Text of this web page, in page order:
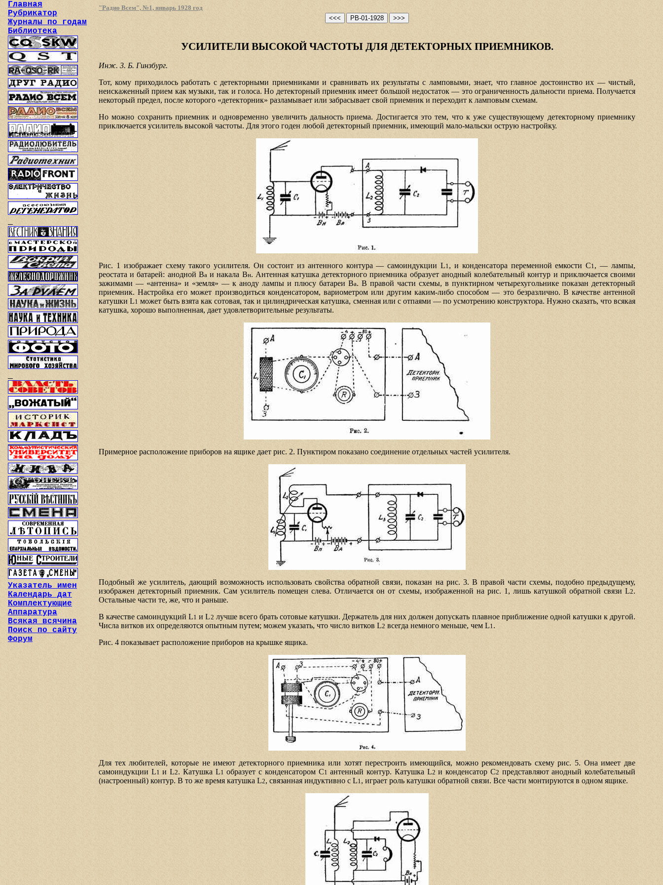
Главная
Рубрикатор
Журналы по годам
Библиотека
Указатель имен
Календарь дат
Комплектующие
Аппаратура
Всякая всячина
Поиск по сайту
Форум
"Радио Всем", №1, январь 1928 год
УСИЛИТЕЛИ ВЫСОКОЙ ЧАСТОТЫ ДЛЯ ДЕТЕКТОРНЫХ ПРИЕМНИКОВ.
Инж. 3. Б. Гинзбург.
Тот, кому приходилось работать с детекторными приемниками и сравнивать их результаты с ламповыми, знает, что главное достоинство их — чистый,
неискаженный прием как музыки, так и голоса. Но детекторный приемник имеет большой недостаток — это ограниченность дальности приема. Получается
некоторый предел, после которого «детекторник» разламывает или забрасывает свой приемник и переходит к ламповым схемам.
Но можно сохранить приемник и одновременно увеличить дальность приема. Достигается это тем, что к уже существующему детекторному приемнику
приключается усилитель высокой частоты. Для этого годен любой детекторный приемник, имеющий мало-мальски острую настройку.
Рис. 1 изображает схему такого усилителя. Он состоит из антенного контура — самоиндукции L1 , и конденсатора переменной емкости C1 , — лампы,
реостата и батарей: анодной Ва и накала Вн. Антенная катушка детекторного приемника образует анодный колебательный контур и приключается своими
зажимами — «антенна» и «земля» — к аноду лампы и плюсу батареи Ва. В правой части схемы, в пунктирном четырехугольнике показан детекторный
приемник. Настройка его может производиться конденсатором, вариометром или другим каким-либо способом — это безразлично. В качестве антенной
катушки L1 может быть взята как сотовая, так и цилиндрическая катушка, сменная или с отпаями — по усмотрению конструктора. Нужно сказать, что всякая
катушка, хорошо выполненная, дает удовлетворительные результаты.
Примерное расположение приборов на ящике дает рис. 2. Пунктиром показано соединение отдельных частей усилителя.
Подобный же усилитель, дающий возможность использовать свойства обратной связи, показан на рис. 3. В правой части схемы, подобно предыдущему,
изображен детекторный приемник. Сам усилитель помещен слева. Отличается он от схемы, изображенной на рис. 1, лишь катушкой обратной связи L2.
Остальные части те, же, что и раньше.
В качестве самоиндукций L1 и L2 лучше всего брать сотовые катушки. Держатель для них должен допускать плавное приближение одной катушки к другой.
Числа витков их определяются опытным путем; можем указать, что число витков L2 всегда немного меньше, чем L1 .
Рис. 4 показывает расположение приборов на крышке ящика.
Для тех любителей, которые не имеют детекторного приемника или хотят перестроить имеющийся, можно рекомендовать схему рис. 5. Она имеет две
самоиндукции L1 и L2. Катушка L1 образует с конденсатором C1 антенный контур. Катушка L2 и конденсатор С2 представляют анодный колебательный
(настроенный) контур. В то же время катушка L2, связанная индуктивно с L1 , играет роль катушки обратной связи. Все части монтируются в одном ящике.